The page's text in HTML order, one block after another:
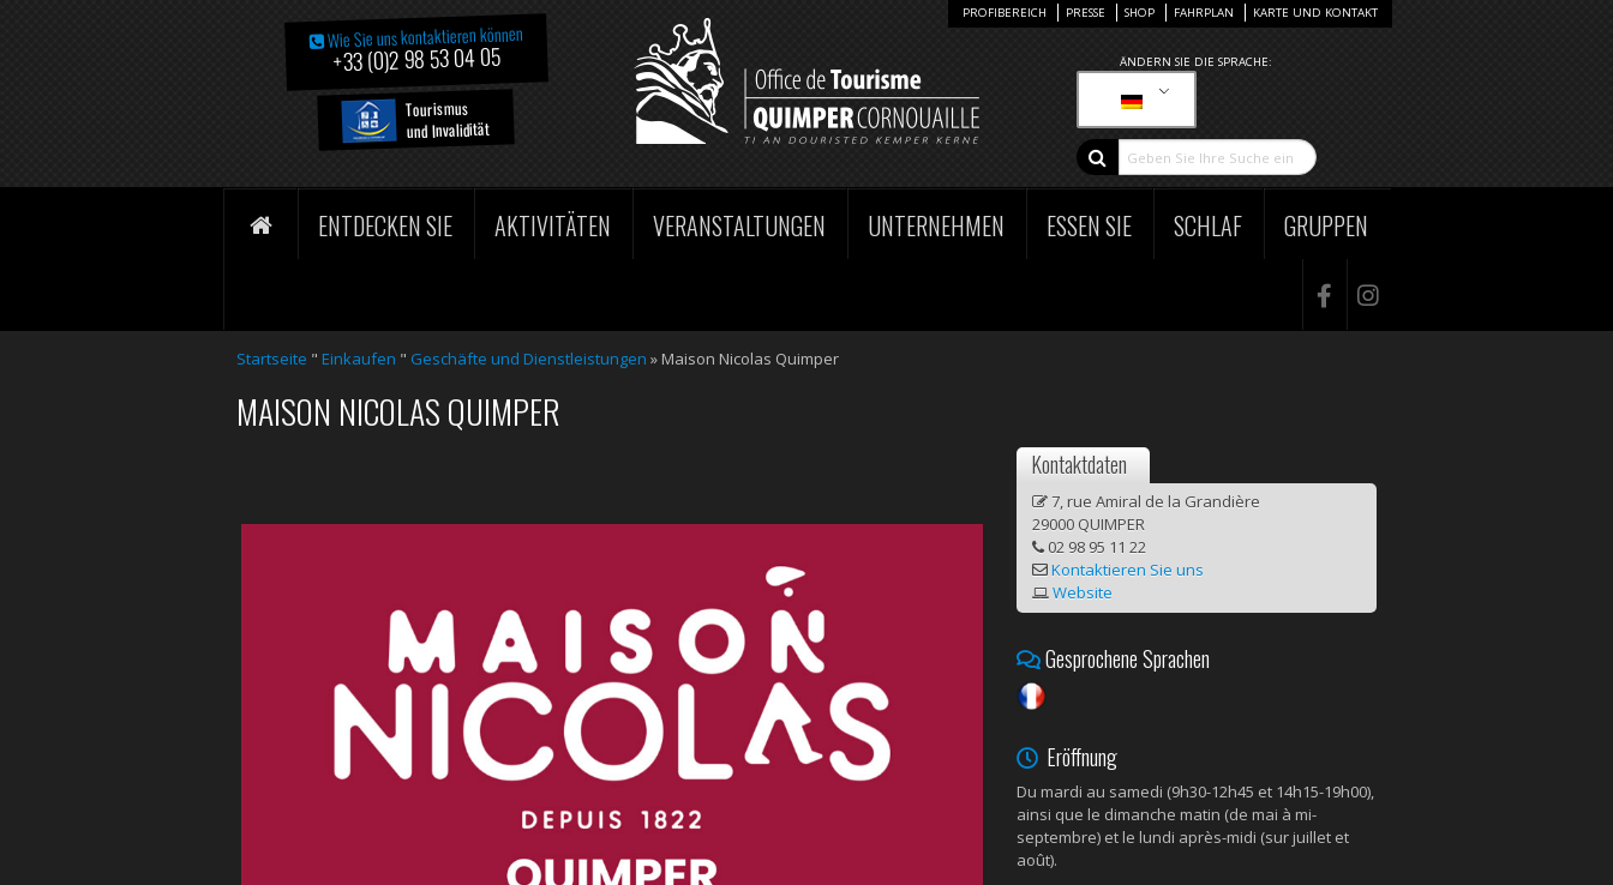
Wie Sie uns kontaktieren können
+33 (0)2 98 53 04 05
Tourismus
und Invalidität
ÄNDERN SIE DIE SPRACHE:
PROFIBEREICH PRESSE SHOP FAHRPLAN KARTE UND KONTAKT
ENTDECKEN SIE AKTIVITÄTEN VERANSTALTUNGEN UNTERNEHMEN ESSEN SIE SCHLAF GRUPPEN
Startseite " Einkaufen " Geschäfte und Dienstleistungen » Maison Nicolas Quimper
MAISON NICOLAS QUIMPER
Kontaktdaten
7, rue Amiral de la Grandière
29000 QUIMPER
02 98 95 11 22
Kontaktieren Sie uns
Website
Gesprochene Sprachen
Eröffnung
Du mardi au samedi (9h30-12h45 et 14h15-19h00),
ainsi que le dimanche matin (de mai à mi-
septembre) et le lundi après-midi (sur juillet et
août).